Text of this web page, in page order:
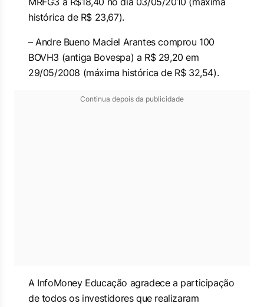
histórica de R$ 23,67).
– Andre Bueno Maciel Arantes comprou 100
BOVH3 (antiga Bovespa) a R$ 29,20 em
29/05/2008 (máxima histórica de R$ 32,54).
Continua depois da publicidade
A InfoMoney Educação agradece a participação
de todos os investidores que realizaram